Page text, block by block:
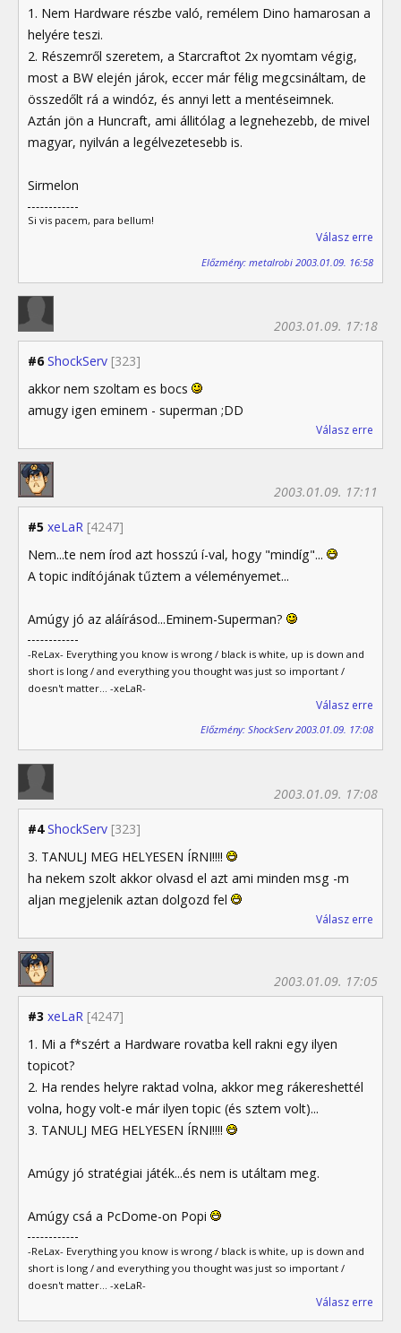
1. Nem Hardware részbe való, remélem Dino hamarosan a
helyére teszi.
2. Részemről szeretem, a Starcraftot 2x nyomtam végig,
most a BW elején járok, eccer már félig megcsináltam, de
összedőlt rá a windóz, és annyi lett a mentéseimnek.
Aztán jön a Huncraft, ami állitólag a legnehezebb, de mivel
magyar, nyilván a legélvezetesebb is.
Sirmelon
Si vis pacem, para bellum!
Válasz erre
Előzmény: metalrobi 2003.01.09. 16:58
#6 ShockServ [323]
2003.01.09. 17:18
akkor nem szoltam es bocs
amugy igen eminem - superman ;DD
Válasz erre
#5 xeLaR [4247]
2003.01.09. 17:11
Nem...te nem írod azt hosszú í-val, hogy "mindíg"...
A topic indítójának tűztem a véleményemet...
Amúgy jó az aláírásod...Eminem-Superman?
-ReLax- Everything you know is wrong / black is white, up is down and
short is long / and everything you thought was just so important /
doesn't matter... -xeLaR-
Válasz erre
Előzmény: ShockServ 2003.01.09. 17:08
#4 ShockServ [323]
2003.01.09. 17:08
3. TANULJ MEG HELYESEN ÍRNI!!!!
ha nekem szolt akkor olvasd el azt ami minden msg -m
aljan megjelenik aztan dolgozd fel
Válasz erre
#3 xeLaR [4247]
2003.01.09. 17:05
1. Mi a f*szért a Hardware rovatba kell rakni egy ilyen
topicot?
2. Ha rendes helyre raktad volna, akkor meg rákereshettél
volna, hogy volt-e már ilyen topic (és sztem volt)...
3. TANULJ MEG HELYESEN ÍRNI!!!!
Amúgy jó stratégiai játék...és nem is utáltam meg.
Amúgy csá a PcDome-on Popi
-ReLax- Everything you know is wrong / black is white, up is down and
short is long / and everything you thought was just so important /
doesn't matter... -xeLaR-
Válasz erre